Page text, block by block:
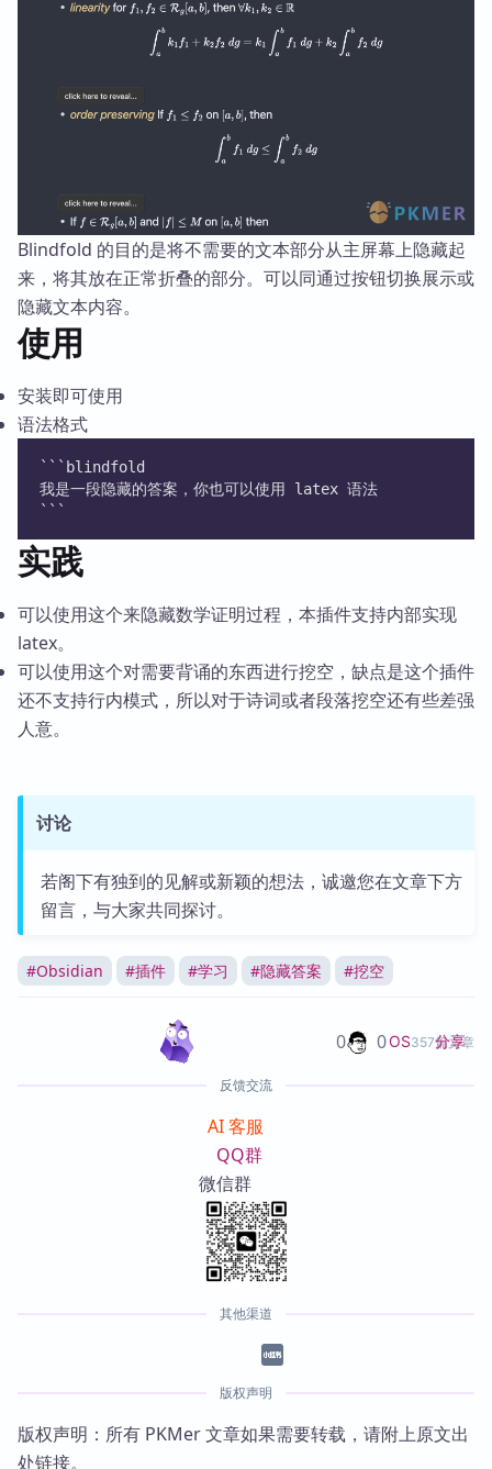
Blindfold 的目的是将不需要的文本部分从主屏幕上隐藏起
来，将其放在正常折叠的部分。可以同通过按钮切换展示或
隐藏文本内容。
使用
安装即可使用
语法格式
```blindfold
我是一段隐藏的答案，你也可以使用 latex 语法
```
实践
可以使用这个来隐藏数学证明过程，本插件支持内部实现
latex。
可以使用这个对需要背诵的东西进行挖空，缺点是这个插件
还不支持行内模式，所以对于诗词或者段落挖空还有些差强
人意。
讨论
若阁下有独到的见解或新颖的想法，诚邀您在文章下方
留言，与大家共同探讨。
#Obsidian #插件 #学习 #隐藏答案 #挖空
OS357篇文章
0 0 分享
反馈交流
AI 客服
QQ群
微信群
其他渠道
版权声明
版权声明：所有 PKMer 文章如果需要转载，请附上原文出
处链接。